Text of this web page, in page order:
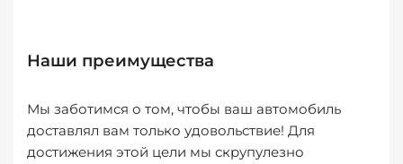
Наши преимущества
Мы заботимся о том, чтобы ваш автомобиль
доставлял вам только удовольствие! Для
достижения этой цели мы скрупулезно